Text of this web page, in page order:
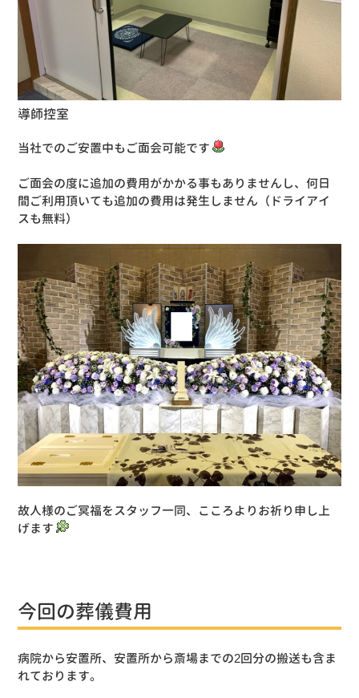
導師控室
当社でのご安置中もご面会可能です
ご面会の度に追加の費用がかかる事もありませんし、何日
間ご利用頂いても追加の費用は発生しません（ドライアイ
スも無料）
故人様のご冥福をスタッフ一同、こころよりお祈り申し上
げます
今回の葬儀費用
病院から安置所、安置所から斎場までの2回分の搬送も含ま
れております。